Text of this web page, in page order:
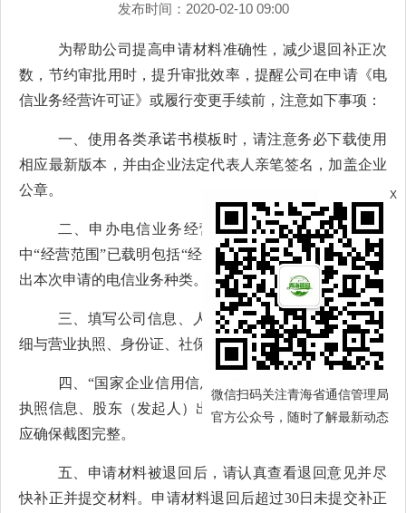
发布时间：2020-02-10 09:00
为帮助公司提高申请材料准确性，减少退回补正次
数，节约审批用时，提升审批效率，提醒公司在申请《电
信业务经营许可证》或履行变更手续前，注意如下事项：
一、使用各类承诺书模板时，请注意务必下载使用
相应最新版本，并由企业法定代表人亲笔签名，加盖企业
公章。
二、申办电信业务经营许可前，请确认营业执照
中“经营范围”已载明包括“经营电信业务”相关字样或列举
出本次申请的电信业务种类。
三、填写公司信息、人员信息、社保信息时，请仔
细与营业执照、身份证、社保证明比对，确认填写无误。
四、“国家企业信用信息公示系统”截图需包括营业
执照信息、股东（发起人）出资信息两部分，涉及多页时
应确保截图完整。
五、申请材料被退回后，请认真查看退回意见并尽
快补正并提交材料。申请材料退回后超过30日未提交补正
X
微信扫码关注青海省通信管理局
官方公众号，随时了解最新动态